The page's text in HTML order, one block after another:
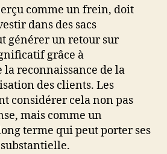
comme un frein, doit
dans des sacs
générer un retour sur
grâce à
la reconnaissance de la
des clients. Les
considérer cela non pas
mais comme un
terme qui peut porter ses